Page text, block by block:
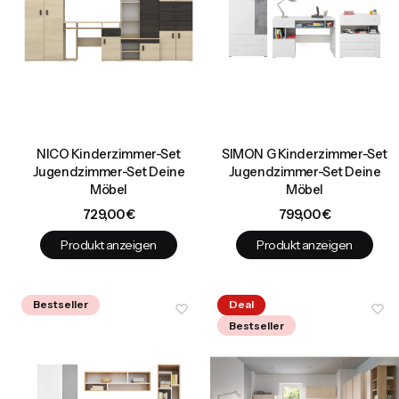
NICO Kinderzimmer-Set
Jugendzimmer-Set Deine
Möbel
Preis
729,00 €
Produkt anzeigen
SIMON G Kinderzimmer-Set
Jugendzimmer-Set Deine
Möbel
Preis
799,00 €
Produkt anzeigen
Bestseller
Deal
Bestseller